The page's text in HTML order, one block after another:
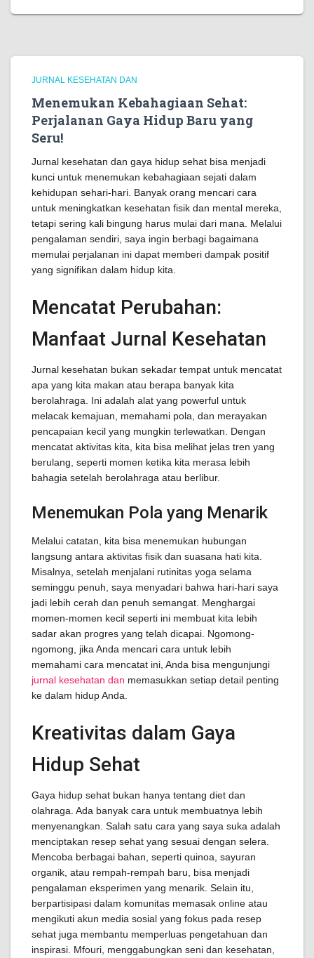
JURNAL KESEHATAN DAN
Menemukan Kebahagiaan Sehat:
Perjalanan Gaya Hidup Baru yang
Seru!
Jurnal kesehatan dan gaya hidup sehat bisa menjadi
kunci untuk menemukan kebahagiaan sejati dalam
kehidupan sehari-hari. Banyak orang mencari cara
untuk meningkatkan kesehatan fisik dan mental mereka,
tetapi sering kali bingung harus mulai dari mana. Melalui
pengalaman sendiri, saya ingin berbagi bagaimana
memulai perjalanan ini dapat memberi dampak positif
yang signifikan dalam hidup kita.
Mencatat Perubahan:
Manfaat Jurnal Kesehatan
Jurnal kesehatan bukan sekadar tempat untuk mencatat
apa yang kita makan atau berapa banyak kita
berolahraga. Ini adalah alat yang powerful untuk
melacak kemajuan, memahami pola, dan merayakan
pencapaian kecil yang mungkin terlewatkan. Dengan
mencatat aktivitas kita, kita bisa melihat jelas tren yang
berulang, seperti momen ketika kita merasa lebih
bahagia setelah berolahraga atau berlibur.
Menemukan Pola yang Menarik
Melalui catatan, kita bisa menemukan hubungan
langsung antara aktivitas fisik dan suasana hati kita.
Misalnya, setelah menjalani rutinitas yoga selama
seminggu penuh, saya menyadari bahwa hari-hari saya
jadi lebih cerah dan penuh semangat. Menghargai
momen-momen kecil seperti ini membuat kita lebih
sadar akan progres yang telah dicapai. Ngomong-
ngomong, jika Anda mencari cara untuk lebih
memahami cara mencatat ini, Anda bisa mengunjungi
jurnal kesehatan dan memasukkan setiap detail penting
ke dalam hidup Anda.
Kreativitas dalam Gaya
Hidup Sehat
Gaya hidup sehat bukan hanya tentang diet dan
olahraga. Ada banyak cara untuk membuatnya lebih
menyenangkan. Salah satu cara yang saya suka adalah
menciptakan resep sehat yang sesuai dengan selera.
Mencoba berbagai bahan, seperti quinoa, sayuran
organik, atau rempah-rempah baru, bisa menjadi
pengalaman eksperimen yang menarik. Selain itu,
berpartisipasi dalam komunitas memasak online atau
mengikuti akun media sosial yang fokus pada resep
sehat juga membantu memperluas pengetahuan dan
inspirasi. Mfouri, menggabungkan seni dan kesehatan,